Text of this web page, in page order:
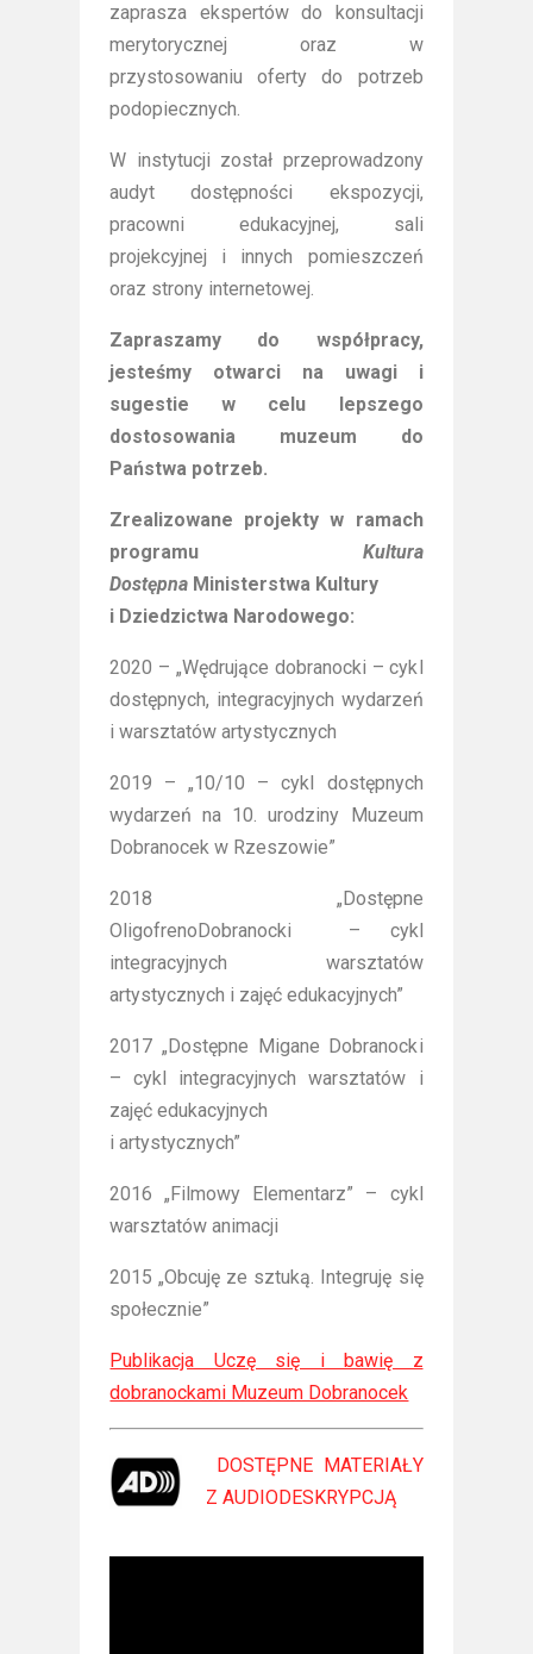
zaprasza ekspertów do konsultacji
merytorycznej oraz w
przystosowaniu oferty do potrzeb
podopiecznych.
W instytucji został przeprowadzony
audyt dostępności ekspozycji,
pracowni edukacyjnej, sali
projekcyjnej i innych pomieszczeń
oraz strony internetowej.
Zapraszamy do współpracy,
jesteśmy otwarci na uwagi i
sugestie w celu lepszego
dostosowania muzeum do
Państwa potrzeb.
Zrealizowane projekty w ramach
programu Kultura
Dostępna Ministerstwa Kultury
i Dziedzictwa Narodowego:
2020 – „Wędrujące dobranocki – cykl
dostępnych, integracyjnych wydarzeń
i warsztatów artystycznych
2019 – „10/10 – cykl dostępnych
wydarzeń na 10. urodziny Muzeum
Dobranocek w Rzeszowie”
2018 „Dostępne
OligofrenoDobranocki – cykl
integracyjnych warsztatów
artystycznych i zajęć edukacyjnych”
2017 „Dostępne Migane Dobranocki
– cykl integracyjnych warsztatów i
zajęć edukacyjnych
i artystycznych”
2016 „Filmowy Elementarz” – cykl
warsztatów animacji
2015 „Obcuję ze sztuką. Integruję się
społecznie”
Publikacja Uczę się i bawię z
dobranockami Muzeum Dobranocek
DOSTĘPNE MATERIAŁY
ZAUDIODESKRYPCJĄ